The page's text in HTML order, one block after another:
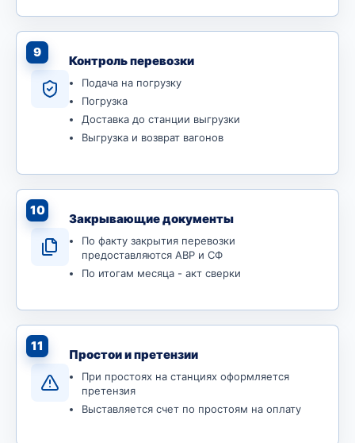
9
Контроль перевозки
Подача на погрузку
Погрузка
Доставка до станции выгрузки
Выгрузка и возврат вагонов
10
Закрывающие документы
По факту закрытия перевозки
предоставляются АВР и СФ
По итогам месяца - акт сверки
11
Простои и претензии
При простоях на станциях оформляется
претензия
Выставляется счет по простоям на оплату